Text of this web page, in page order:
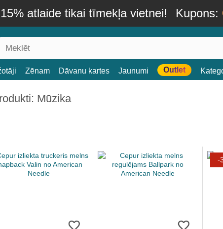
15% atlaide tikai tīmekļa vietnei! Kupons:
Zēnam Dāvanu kartes Jaunumi Outlet
Mūzika
-